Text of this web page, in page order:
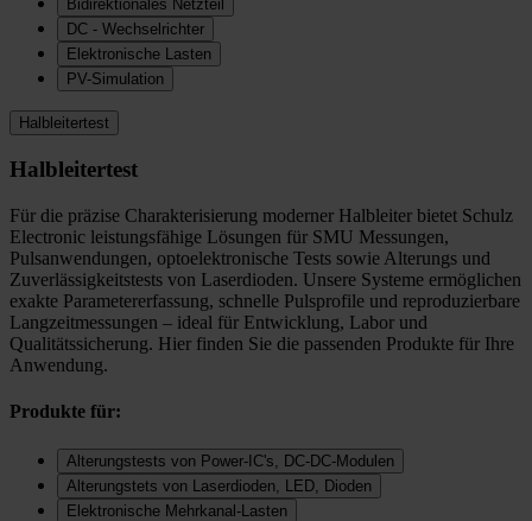
Bidirektionales Netzteil
DC - Wechselrichter
Elektronische Lasten
PV-Simulation
Halbleitertest
Halbleitertest
Für die präzise Charakterisierung moderner Halbleiter bietet Schulz
Electronic leistungsfähige Lösungen für SMU Messungen,
Pulsanwendungen, optoelektronische Tests sowie Alterungs und
Zuverlässigkeitstests von Laserdioden. Unsere Systeme ermöglichen
exakte Parametererfassung, schnelle Pulsprofile und reproduzierbare
Langzeitmessungen – ideal für Entwicklung, Labor und
Qualitätssicherung. Hier finden Sie die passenden Produkte für Ihre
Anwendung.
Produkte für:
Alterungstests von Power-IC's, DC-DC-Modulen
Alterungstets von Laserdioden, LED, Dioden
Elektronische Mehrkanal-Lasten